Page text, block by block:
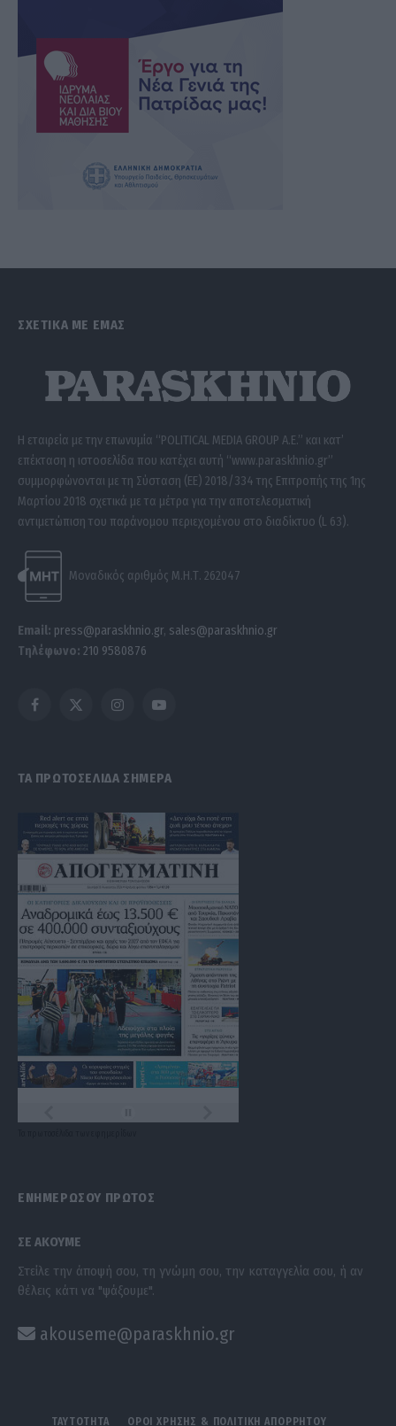
ΣΧΕΤΙΚΑ ΜΕ ΕΜΑΣ
Η εταιρεία με την επωνυμία “POLITICAL MEDIA GROUP A.E.” και κατ’
επέκταση η ιστοσελίδα που κατέχει αυτή “www.paraskhnio.gr”
συμμορφώνονται με τη Σύσταση (ΕΕ) 2018/334 της Επιτροπής της 1ης
Μαρτίου 2018 σχετικά με τα μέτρα για την αποτελεσματική
αντιμετώπιση του παράνομου περιεχομένου στο διαδίκτυο (L 63).
Μοναδικός αριθμός Μ.Η.Τ. 262047
Email: press@paraskhnio.gr, sales@paraskhnio.gr
Τηλέφωνο: 210 9580876
Facebook
X
InstagramYouTube
ΤΑ ΠΡΩΤΟΣΕΛΙΔΑ ΣΗΜΕΡΑ
ΕΝΗΜΕΡΩΣΟΥ ΠΡΩΤΟΣ
ΣΕ ΑΚΟΥΜΕ
Στείλε την άποψή σου, τη γνώμη σου, την καταγγελία σου, ή αν
θέλεις κάτι να "ψάξουμε".
akouseme@paraskhnio.gr
ΤΑΥΤΟΤΗΤΑ ΟΡΟΙ ΧΡΗΣΗΣ & ΠΟΛΙΤΙΚΗ ΑΠΟΡΡΗΤΟΥ